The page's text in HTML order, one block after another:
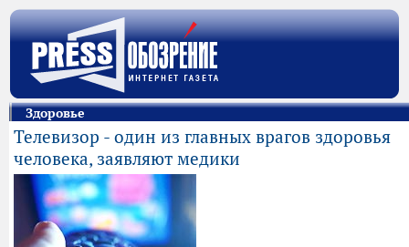
Здоровье
Телевизор - один из главных врагов здоровья
человека, заявляют медики